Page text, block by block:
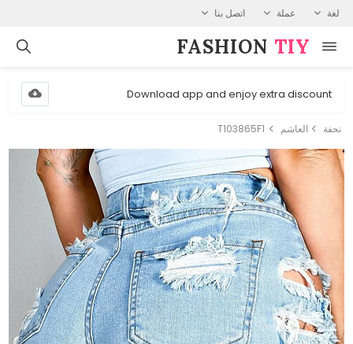
لغة عملة اتصل بنا
FASHION⁠ TIY
Download app and enjoy extra discount
نحفة العاشم T103865F1